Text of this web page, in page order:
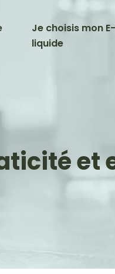
Je choisis mon E-
liquide